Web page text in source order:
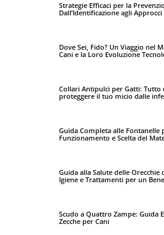
Strategie Efficaci per la
Dall’Identificazione agli
Dove Sei, Fido? Un Viaggio nel
Cani e la Loro Evoluzione
Collari Antipulci per Gatti: Tutto
proteggere il tuo micio dalle
Guida Completa alle Fontanelle
Funzionamento e Scelta del
Guida alla Salute delle
Igiene e Trattamenti per un
Scudo a Quattro Zampe: Guida
Zecche per Cani